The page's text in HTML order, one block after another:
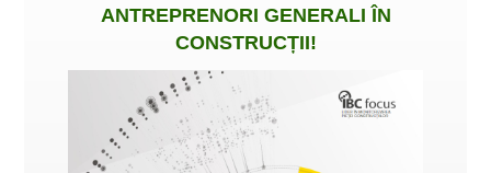
ANTREPRENORI GENERALI ÎN
CONSTRUCȚII!